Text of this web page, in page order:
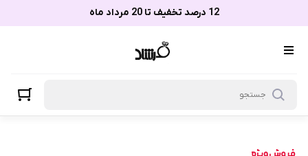
12 درصد تخفیف تا 20 مرداد ماه